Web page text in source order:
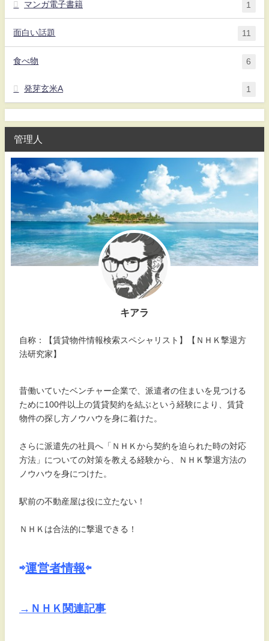
マンガ電子書籍 1
面白い話題 11
食べ物 6
発芽玄米A 1
管理人
キアラ
自称：【賃貸物件情報検索スペシャリスト】【ＮＨＫ撃退方
法研究家】
昔働いていたベンチャー企業で、派遣者の住まいを見つける
ために100件以上の賃貸契約を結ぶという経験により、賃貸
物件の探し方ノウハウを身に着けた。
さらに派遣先の社員へ「ＮＨＫから契約を迫られた時の対応
方法」についての対策を教える経験から、ＮＨＫ撃退方法の
ノウハウを身につけた。
駅前の不動産屋は役に立たない！
ＮＨＫは合法的に撃退できる！
⇨運営者情報⇦
→ＮＨＫ関連記事